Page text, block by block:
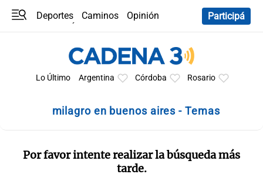
Deportes Caminos
Opinión
Participá
Lo Último Argentina Córdoba Rosario
milagro en buenos aires - Temas
Por favor intente realizar la búsqueda más
tarde.